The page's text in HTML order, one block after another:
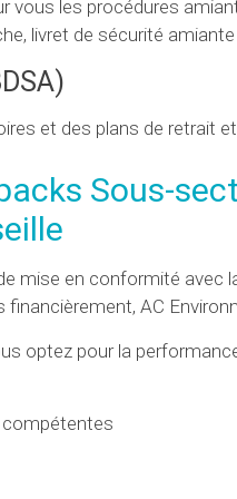
vous les procédures
livret de sécurité
et des plans de retrait
Sous-
mise en conformité
AC
optez pour la
compétentes